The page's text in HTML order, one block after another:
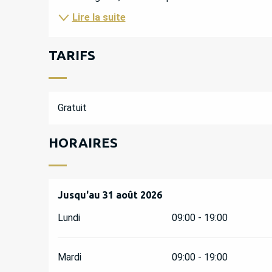
Lire la suite
TARIFS
Gratuit
HORAIRES
Du10 mai 2026au31 août 2026
Jusqu'au 31 août 2026
Lundi 09:00 - 19:00
Mardi 09:00 - 19:00